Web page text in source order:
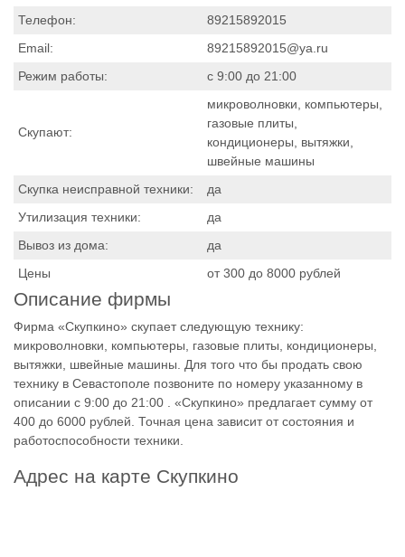
Телефон:
89215892015
Email:
89215892015@ya.ru
Режим работы:
с 9:00 до 21:00
Скупают:
микроволновки, компьютеры,
газовые плиты,
кондиционеры, вытяжки,
швейные машины
Скупка неисправной техники:
да
Утилизация техники:
да
Вывоз из дома:
да
Цены
от 300 до 8000 рублей
Описание фирмы
Фирма «Скупкино» скупает следующую технику:
микроволновки, компьютеры, газовые плиты, кондиционеры,
вытяжки, швейные машины. Для того что бы продать свою
технику в Севастополе позвоните по номеру указанному в
описании с 9:00 до 21:00 . «Скупкино» предлагает сумму от
400 до 6000 рублей. Точная цена зависит от состояния и
работоспособности техники.
Адрес на карте Скупкино